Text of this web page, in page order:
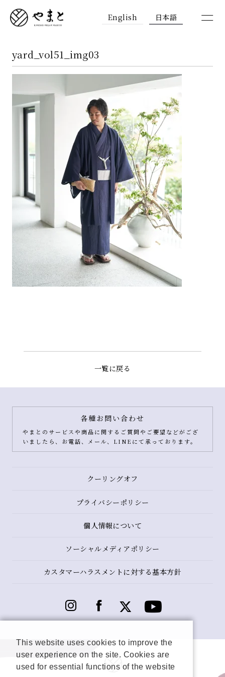
English 日本語
yard_vol51_img03
一覧に戻る
各種お問い合わせ
やまとのサービスや商品に関するご質問やご要望などがござ
いましたら、お電話、メール、LINEにて承っております。
クーリングオフ
プライバシーポリシー
個人情報について
ソーシャルメディアポリシー
カスタマーハラスメントに対する基本方針
This website uses cookies to improve the
user experience on the site. Cookies are
used for essential functions of the website